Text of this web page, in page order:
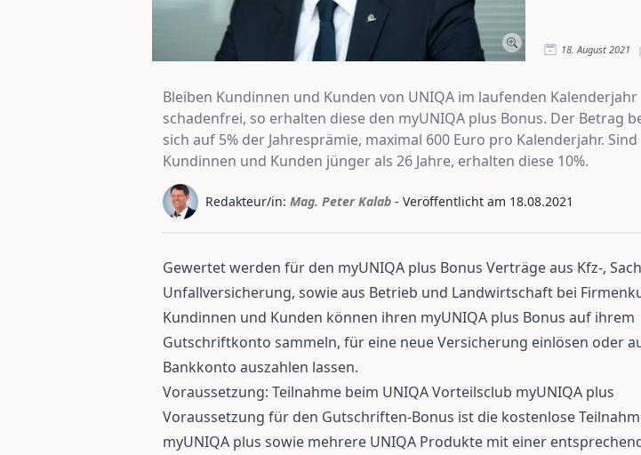
18. August 2021 |
Bleiben Kundinnen und Kunden von UNIQA im laufenden Kalenderjahr
schadenfrei, so erhalten diese den myUNIQA plus Bonus. Der Betrag
sich auf 5% der Jahresprämie, maximal 600 Euro pro Kalenderjahr. Sind
Kundinnen und Kunden jünger als 26 Jahre, erhalten diese 10%.
Redakteur/in: Mag. Peter Kalab - Veröffentlicht am 18.08.2021
Gewertet werden für den myUNIQA plus Bonus Verträge aus Kfz-,
Unfallversicherung, sowie aus Betrieb und Landwirtschaft bei
Kundinnen und Kunden können ihren myUNIQA plus Bonus auf ihrem
Gutschriftkonto sammeln, für eine neue Versicherung einlösen oder
Bankkonto auszahlen lassen.
Voraussetzung: Teilnahme beim UNIQA Vorteilsclub myUNIQA plus
Voraussetzung für den Gutschriften-Bonus ist die kostenlose
myUNIQA plus sowie mehrere UNIQA Produkte mit einer